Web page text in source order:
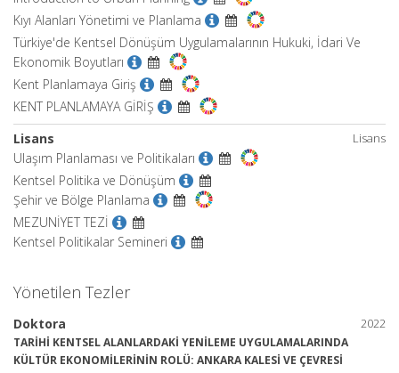
Kıyı Alanları Yönetimi ve Planlama
Türkiye'de Kentsel Dönüşüm Uygulamalarının Hukuki, İdari Ve
Ekonomik Boyutları
Kent Planlamaya Giriş
KENT PLANLAMAYA GİRİŞ
Lisans
Lisans
Ulaşım Planlaması ve Politikaları
Kentsel Politika ve Dönüşüm
Şehir ve Bölge Planlama
MEZUNİYET TEZİ
Kentsel Politikalar Semineri
Yönetilen Tezler
2022
Doktora
TARİHİ KENTSEL ALANLARDAKİ YENİLEME UYGULAMALARINDA
KÜLTÜR EKONOMİLERİNİN ROLÜ: ANKARA KALESİ VE ÇEVRESİ